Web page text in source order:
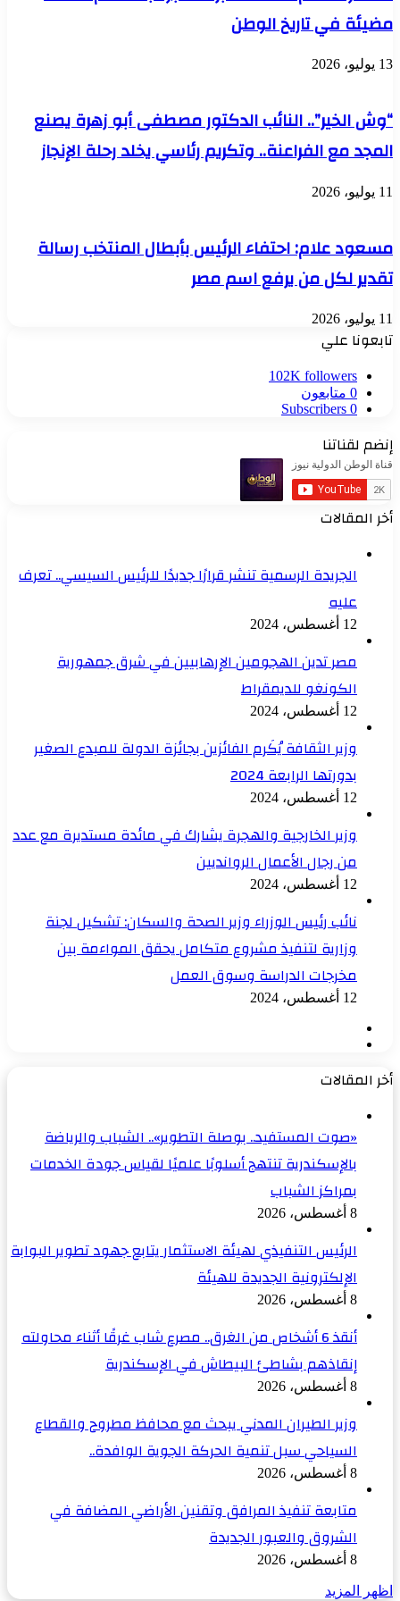
مضيئة في تاريخ الوطن
13 يوليو، 2026
“وش الخير”.. النائب الدكتور مصطفى أبو زهرة يصنع
المجد مع الفراعنة.. وتكريم رئاسي يخلد رحلة الإنجاز
11 يوليو، 2026
مسعود علام: احتفاء الرئيس بأبطال المنتخب رسالة
تقدير لكل من يرفع اسم مصر
11 يوليو، 2026
تابعونا علي
102K followers
0 متابعون
0
Subscribers
إنضم لقناتنا
أخر المقالات
الجريدة الرسمية تنشر قرارًا جديدًا للرئيس السيسي.. تعرف
عليه
12 أغسطس، 2024
مصر تدين الهجومين الإرهابيين في شرق جمهورية
الكونغو للديمقراط
12 أغسطس، 2024
وزير الثقافة يُكَرم الفائزين بجائزة الدولة للمبدع الصغير
بدورتها الرابعة 2024
12 أغسطس، 2024
وزير الخارجية والهجرة يشارك في مائدة مستديرة مع عدد
من رجال الأعمال الروانديين
12 أغسطس، 2024
نائب رئيس الوزراء وزير الصحة والسكان: تشكيل لجنة
وزارية لتنفيذ مشروع متكامل يحقق المواءمة بين
مخرجات الدراسة وسوق العمل
12 أغسطس، 2024
أخر المقالات
«صوت المستفيد.. بوصلة التطوير».. الشباب والرياضة
بالإسكندرية تنتهج أسلوبًا علميًا لقياس جودة الخدمات
بمراكز الشباب
8 أغسطس، 2026
الرئيس التنفيذي لهيئة الاستثمار يتابع جهود تطوير البوابة
الإلكترونية الجديدة للهيئة
8 أغسطس، 2026
أنقذ 6 أشخاص من الغرق.. مصرع شاب غرقًا أثناء محاولته
إنقاذهم بشاطئ البيطاش في الإسكندرية
8 أغسطس، 2026
وزير الطيران المدني يبحث مع محافظ مطروح والقطاع
السياحي سبل تنمية الحركة الجوية الوافدة..
8 أغسطس، 2026
متابعة تنفيذ المرافق وتقنين الأراضي المضافة في
الشروق والعبور الجديدة
8 أغسطس، 2026
اظهر المزيد